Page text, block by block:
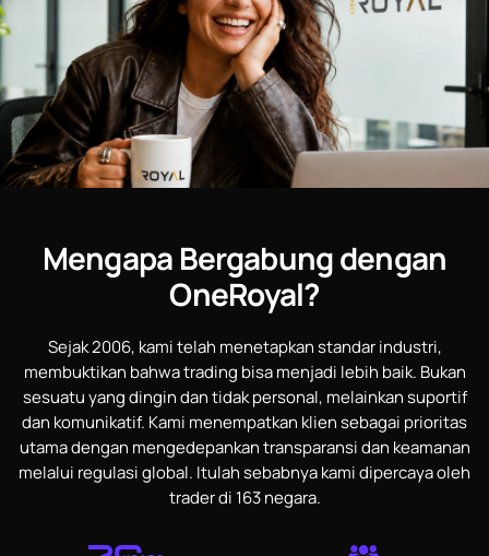
Mengapa Bergabung dengan
OneRoyal?
Sejak 2006, kami telah menetapkan standar industri,
membuktikan bahwa trading bisa menjadi lebih baik. Bukan
sesuatu yang dingin dan tidak personal, melainkan suportif
dan komunikatif. Kami menempatkan klien sebagai prioritas
utama dengan mengedepankan transparansi dan keamanan
melalui regulasi global. Itulah sebabnya kami dipercaya oleh
trader di 163 negara.